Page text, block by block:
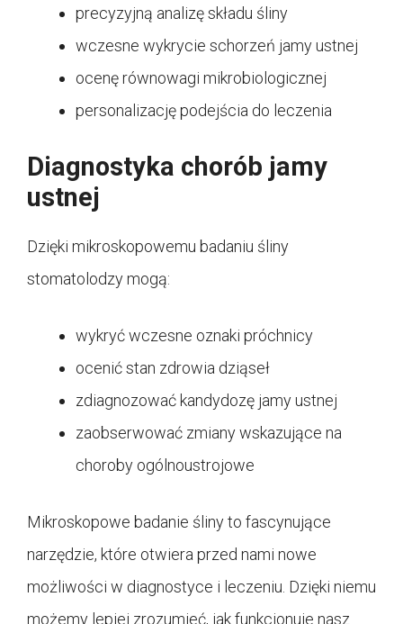
precyzyjną analizę składu śliny
wczesne wykrycie schorzeń jamy ustnej
ocenę równowagi mikrobiologicznej
personalizację podejścia do leczenia
Diagnostyka chorób jamy
ustnej
Dzięki mikroskopowemu badaniu śliny
stomatolodzy mogą:
wykryć wczesne oznaki próchnicy
ocenić stan zdrowia dziąseł
zdiagnozować kandydozę jamy ustnej
zaobserwować zmiany wskazujące na
choroby ogólnoustrojowe
Mikroskopowe badanie śliny to fascynujące
narzędzie, które otwiera przed nami nowe
możliwości w diagnostyce i leczeniu. Dzięki niemu
możemy lepiej zrozumieć, jak funkcjonuje nasz